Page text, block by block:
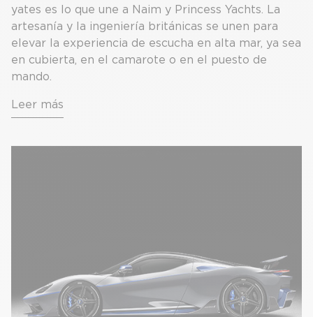
yates es lo que une a Naim y Princess Yachts. La
artesanía y la ingeniería británicas se unen para
elevar la experiencia de escucha en alta mar, ya sea
en cubierta, en el camarote o en el puesto de
mando.
Leer más